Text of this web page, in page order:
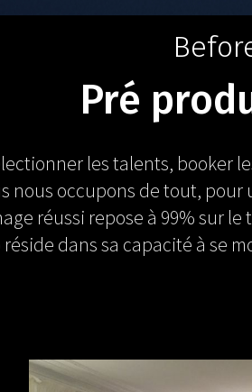
Pré
les talents, booker
nous occupons de tout, pour
réussi repose à 99% sur
dans sa capacité à se